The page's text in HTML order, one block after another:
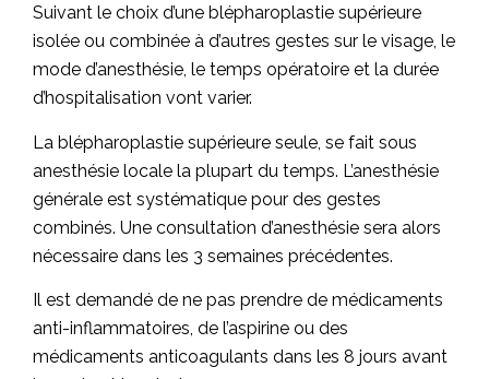
Suivant le choix d’une blépharoplastie supérieure
isolée ou combinée à d’autres gestes sur le visage, le
mode d’anesthésie, le temps opératoire et la durée
d’hospitalisation vont varier.
La blépharoplastie supérieure seule, se fait sous
anesthésie locale la plupart du temps. L’anesthésie
générale est systématique pour des gestes
combinés. Une consultation d’anesthésie sera alors
nécessaire dans les 3 semaines précédentes.
Il est demandé de ne pas prendre de médicaments
anti-inflammatoires, de l’aspirine ou des
médicaments anticoagulants dans les 8 jours avant